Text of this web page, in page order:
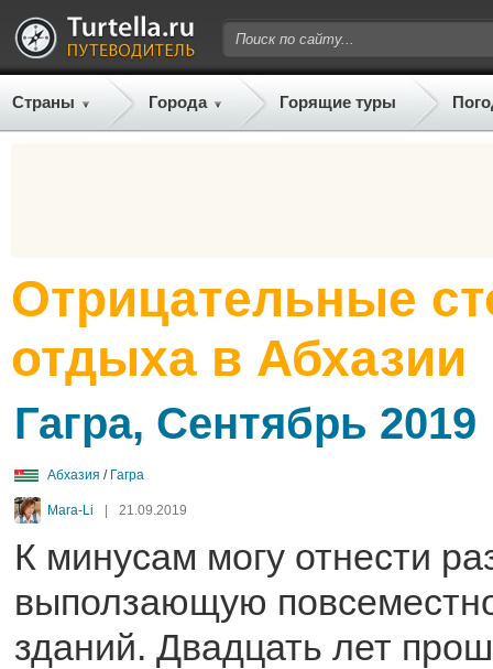
Страны Города Горящие туры
Отрицательные
отдыха в Абхазии
Гагра, Сентябрь 2019
Абхазия / Гагра
Mara-Li 21.09.2019
К минусам могу отнести
выползающую
зданий. Двадцать лет